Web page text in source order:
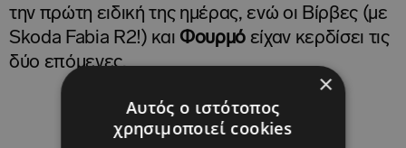
την πρώτη ειδική της ημέρας, ενώ οι Βίρβες (με
Skoda Fabia R2!) και Φουρμό είχαν κερδίσει τις
δύο επόμενες.
×
Αυτός ο ιστότοπος
χρησιμοποιεί cookies